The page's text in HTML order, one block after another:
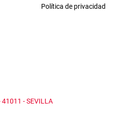
Política de privacidad
- SEVILLA